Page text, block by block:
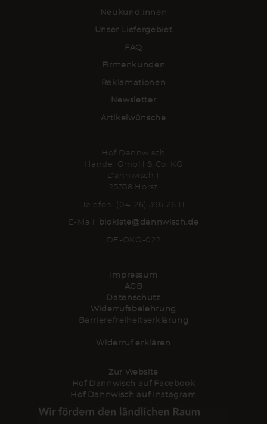
Neukund:innen
Unser Liefergebiet
FAQ
Firmenkunden
Reklamationen
Newsletter
Artikelwünsche
Hof Dannwisch
Handel GmbH & Co. KG
Dannwisch 1
25358 Horst
Telefon: (04126) 396 76 11
E-Mail: biokiste@dannwisch.de
DE-ÖKO-022
Impressum
AGB
Datenschutz
Widerrufsbelehrung
Barrierefreiheitserklärung
Widerruf erklären
Zur Website
Hof Dannwisch auf Facebook
Hof Dannwisch auf Instagram